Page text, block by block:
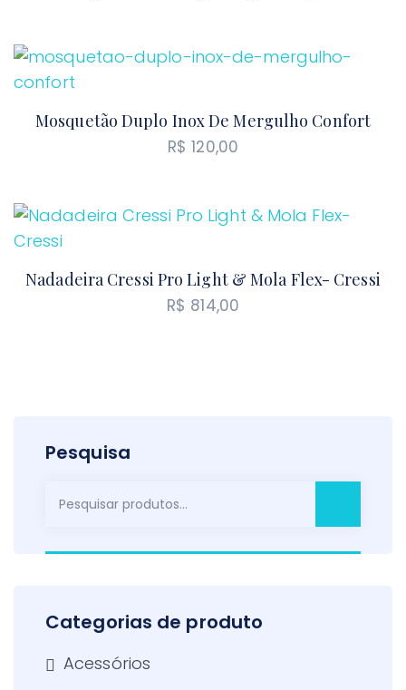
Mosquetão Duplo Inox De Mergulho Confort
R$ 120,00
Nadadeira Cressi Pro Light & Mola Flex- Cressi
R$ 814,00
Pesquisa
Pesquisar
Categorias de produto
Acessórios